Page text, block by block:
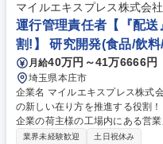
マイルエキスプレス株式会社
運行管理責任者【『配
割!】 研究開発(食品/飲
月給40万円～41万6666円
埼玉県本庄市
企業名 マイルエキスプレス株式会社 求人名 ◆運行管理責任者【
の新しい在り方を推進する役割！】 仕事の内容 ◆当社取引先であ
企業の荷主様の工場内にある営
任せ致します。お客様・ドライ
業界未経験歓迎 土日祝休み